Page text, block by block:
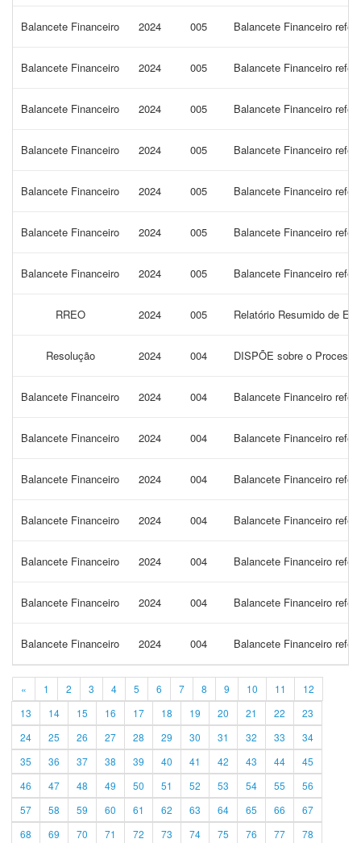
Balancete Financeiro 2024 005 Balancete Financeiro
Balancete Financeiro 2024 005 Balancete Financeiro
Balancete Financeiro 2024 005 Balancete Financeiro
Balancete Financeiro 2024 005 Balancete Financeiro
Balancete Financeiro 2024 005 Balancete Financeiro
Balancete Financeiro 2024 005 Balancete Financeiro
Balancete Financeiro 2024 005 Balancete Financeiro
RREO 2024 005 Relatório Resumido de
Resolução 2024 004 DISPÕE sobre o
Balancete Financeiro 2024 004 Balancete Financeiro
Balancete Financeiro 2024 004 Balancete Financeiro
Balancete Financeiro 2024 004 Balancete Financeiro
Balancete Financeiro 2024 004 Balancete Financeiro
Balancete Financeiro 2024 004 Balancete Financeiro
Balancete Financeiro 2024 004 Balancete Financeiro
Balancete Financeiro 2024 004 Balancete Financeiro
« 1 2 3 4 5 6 7 8 9 10 11
12
13
14 15 16 17 18 19 20 21 22
23
24
25 26 27 28 29 30 31 32 33
34
35
36 37 38 39 40 41 42 43 44
45
46
47 48 49 50 51 52 53 54 55
56
57
58 59 60 61 62 63 64 65 66
67
68
69 70 71 72 73 74 75 76 77 78